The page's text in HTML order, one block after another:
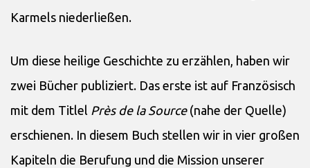
Karmels niederließen.
Um diese heilige Geschichte zu erzählen, haben wir
zwei Bücher publiziert. Das erste ist auf Französisch
mit dem Titlel Près de la Source (nahe der Quelle)
erschienen. In diesem Buch stellen wir in vier großen
Kapiteln die Berufung und die Mission unserer